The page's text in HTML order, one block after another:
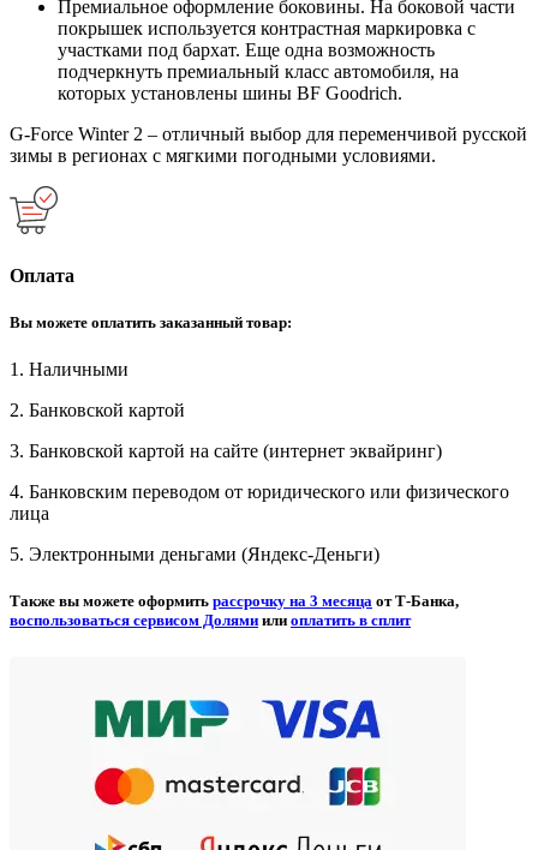
Премиальное оформление боковины. На боковой части
покрышек используется контрастная маркировка с
участками под бархат. Еще одна возможность
подчеркнуть премиальный класс автомобиля, на
которых установлены шины BF Goodrich.
G-Force Winter 2 – отличный выбор для переменчивой русской
зимы в регионах с мягкими погодными условиями.
Оплата
Вы можете оплатить заказанный товар:
1. Наличными
2. Банковской картой
3. Банковской картой на сайте (интернет эквайринг)
4. Банковским переводом от юридического или физического
лица
5. Электронными деньгами (Яндекс-Деньги)
Также вы можете оформить рассрочку на 3 месяца от Т-Банка,
воспользоваться сервисом Долями или оплатить в сплит